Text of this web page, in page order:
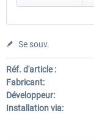
Se souv.
Réf. d'article :
Fabricant:
Développeur:
Installation via: